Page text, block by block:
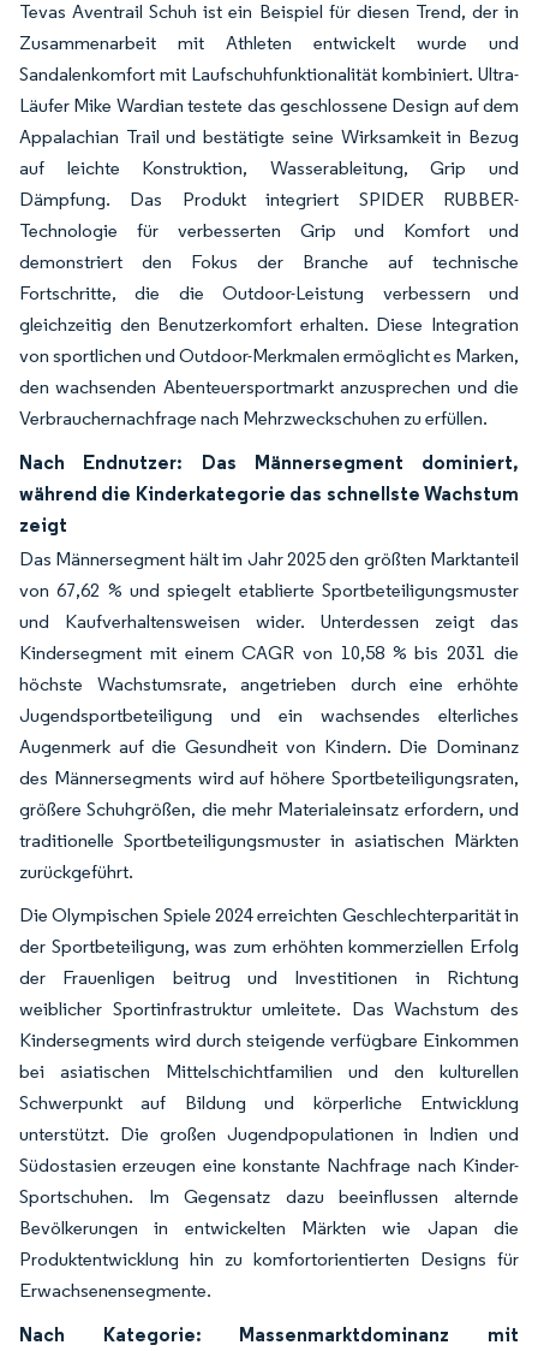
Tevas Aventrail Schuh ist ein Beispiel für diesen Trend, der in
Zusammenarbeit mit Athleten entwickelt wurde und
Sandalenkomfort mit Laufschuhfunktionalität kombiniert. Ultra-
Läufer Mike Wardian testete das geschlossene Design auf dem
Appalachian Trail und bestätigte seine Wirksamkeit in Bezug
auf leichte Konstruktion, Wasserableitung, Grip und
Dämpfung. Das Produkt integriert SPIDER RUBBER-
Technologie für verbesserten Grip und Komfort und
demonstriert den Fokus der Branche auf technische
Fortschritte, die die Outdoor-Leistung verbessern und
gleichzeitig den Benutzerkomfort erhalten. Diese Integration
von sportlichen und Outdoor-Merkmalen ermöglicht es Marken,
den wachsenden Abenteuersportmarkt anzusprechen und die
Verbrauchernachfrage nach Mehrzweckschuhen zu erfüllen.
Nach Endnutzer: Das Männersegment dominiert,
während die Kinderkategorie das schnellste Wachstum
zeigt
Das Männersegment hält im Jahr 2025 den größten Marktanteil
von 67,62 % und spiegelt etablierte Sportbeteiligungsmuster
und Kaufverhaltensweisen wider. Unterdessen zeigt das
Kindersegment mit einem CAGR von 10,58 % bis 2031 die
höchste Wachstumsrate, angetrieben durch eine erhöhte
Jugendsportbeteiligung und ein wachsendes elterliches
Augenmerk auf die Gesundheit von Kindern. Die Dominanz
des Männersegments wird auf höhere Sportbeteiligungsraten,
größere Schuhgrößen, die mehr Materialeinsatz erfordern, und
traditionelle Sportbeteiligungsmuster in asiatischen Märkten
zurückgeführt.
Die Olympischen Spiele 2024 erreichten Geschlechterparität in
der Sportbeteiligung, was zum erhöhten kommerziellen Erfolg
der Frauenligen beitrug und Investitionen in Richtung
weiblicher Sportinfrastruktur umleitete. Das Wachstum des
Kindersegments wird durch steigende verfügbare Einkommen
bei asiatischen Mittelschichtfamilien und den kulturellen
Schwerpunkt auf Bildung und körperliche Entwicklung
unterstützt. Die großen Jugendpopulationen in Indien und
Südostasien erzeugen eine konstante Nachfrage nach Kinder-
Sportschuhen. Im Gegensatz dazu beeinflussen alternde
Bevölkerungen in entwickelten Märkten wie Japan die
Produktentwicklung hin zu komfortorientierten Designs für
Erwachsenensegmente.
Nach Kategorie: Massenmarktdominanz mit